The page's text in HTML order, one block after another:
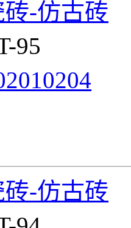
砖-仿古砖
95
砖-仿古砖